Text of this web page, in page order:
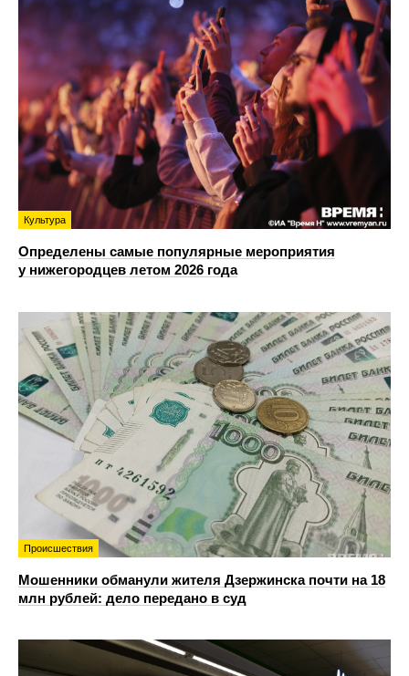
Культура
Определены самые популярные мероприятия
у нижегородцев летом 2026 года
Происшествия
Мошенники обманули жителя Дзержинска почти на 18
млн рублей: дело передано в суд